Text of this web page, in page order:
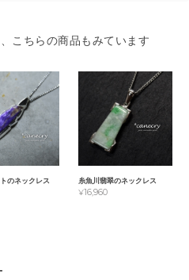
こちらの商品もみています
のネックレス 糸魚川翡翠のネックレス
¥16,960